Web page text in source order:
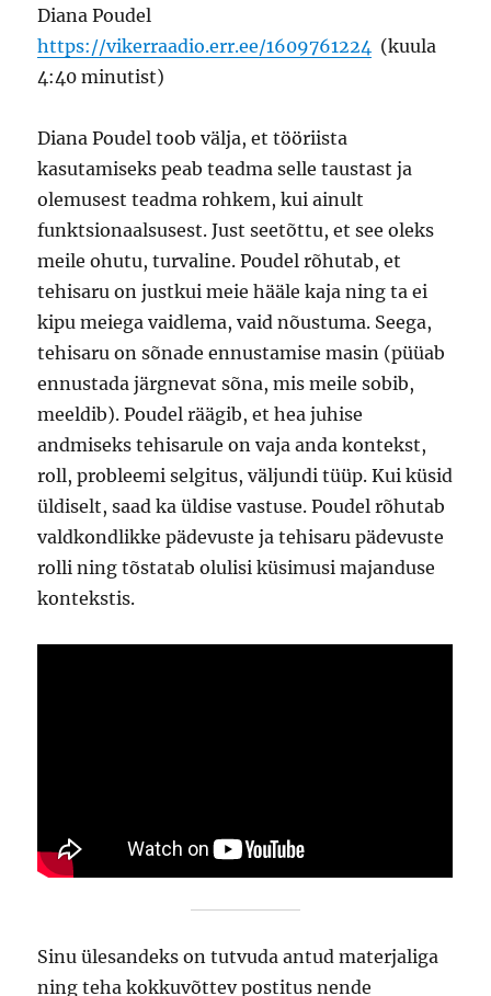
Diana Poudel
https://vikerraadio.err.ee/1609761224 (kuula
4:40 minutist)
Diana Poudel toob välja, et tööriista
kasutamiseks peab teadma selle taustast ja
olemusest teadma rohkem, kui ainult
funktsionaalsusest. Just seetõttu, et see oleks
meile ohutu, turvaline. Poudel rõhutab, et
tehisaru on justkui meie hääle kaja ning ta ei
kipu meiega vaidlema, vaid nõustuma. Seega,
tehisaru on sõnade ennustamise masin (püüab
ennustada järgnevat sõna, mis meile sobib,
meeldib). Poudel räägib, et hea juhise
andmiseks tehisarule on vaja anda kontekst,
roll, probleemi selgitus, väljundi tüüp. Kui küsid
üldiselt, saad ka üldise vastuse. Poudel rõhutab
valdkondlikke pädevuste ja tehisaru pädevuste
rolli ning tõstatab olulisi küsimusi majanduse
kontekstis.
Sinu ülesandeks on tutvuda antud materjaliga
ning teha kokkuvõttev postitus nende